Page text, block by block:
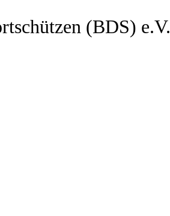
(BDS) e.V.